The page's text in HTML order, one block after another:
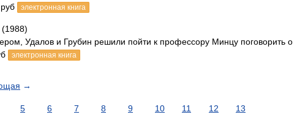
электронная книга
(1988)
Удалов и Грубин решили пойти к профессору Минцу поговорить о
электронная книга
→
5 6 7 8 9 10 11 12 13